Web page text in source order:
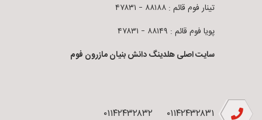
تینار فوم قائم : ۸۸۱۸۸ – ۴۷۸۳۱
پویا فوم قائم : ۸۸۱۴۹ – ۴۷۸۳۱
سایت اصلی هلدینگ دانش بنیان مازرون فوم
۰۱۱۴۲۴۳۲۸۳۱ ۰۱۱۴۲۴۳۲۸۳۲